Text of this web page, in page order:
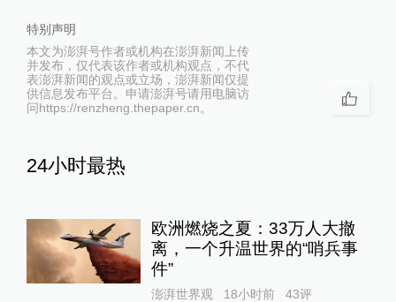
特别声明
本文为澎湃号作者或机构在澎湃新闻上传
并发布，仅代表该作者或机构观点，不代
表澎湃新闻的观点或立场，澎湃新闻仅提
供信息发布平台。申请澎湃号请用电脑访
问https://renzheng.thepaper.cn。
24小时最热
欧洲燃烧之夏：33万人大撤
离，一个升温世界的“哨兵事
件”
澎湃世界观 18小时前 43评